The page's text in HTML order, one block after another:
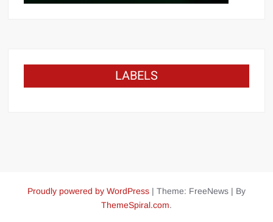
LABELS
Proudly powered by WordPress | Theme: FreeNews | By
ThemeSpiral.com.